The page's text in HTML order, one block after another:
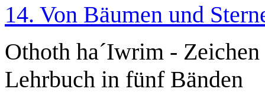
14. Von Bäumen und
Othoth ha´Iwrim -
Lehrbuch in fünf Bänden